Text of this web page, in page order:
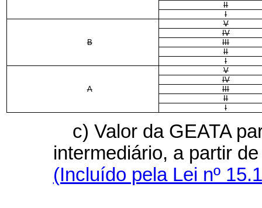
II
I
B
V
IV
III
II
I
A
V
IV
III
II
I
c) Valor da GEATA
intermediário, a partir
(Incluído pela Lei nº